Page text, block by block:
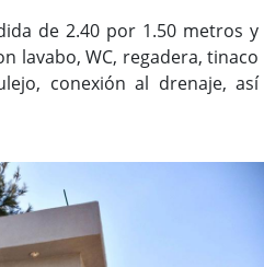
de 2.40 por 1.50 metros y
lavabo, WC, regadera, tinaco
conexión al drenaje, así